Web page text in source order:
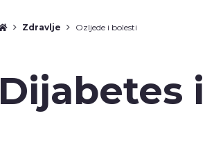
Zdravlje Ozljede i bolesti
Dijabetes